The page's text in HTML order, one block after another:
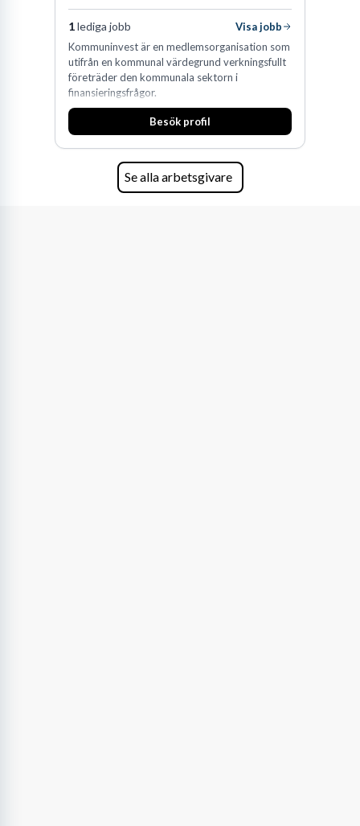
1lediga jobb
Visa jobb
Kommuninvest är en medlemsorganisation som
utifrån en kommunal värdegrund verkningsfullt
företräder den kommunala sektorn i
finansieringsfrågor.
Besök profil
Se alla arbetsgivare